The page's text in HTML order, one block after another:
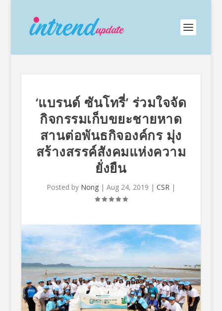
‘แบรนด์ ซันโทรี่’ ร่วมใจจัด
กิจกรรมเก็บขยะชายหาด
สานต่อพันธกิจองค์กร มุ่ง
สร้างสรรค์สังคมแห่งความ
ยั่งยืน
Posted by Nong| Aug 24, 2019 | CSR|